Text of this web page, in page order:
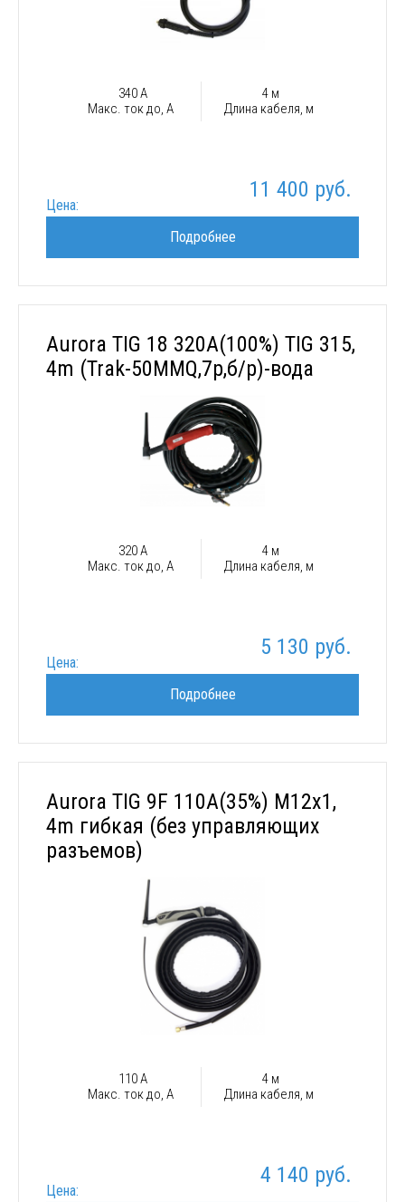
340 А
Макс. ток до, А
4 м
Длина кабеля, м
Цена:
11 400 руб.
Подробнее
Aurora TIG 18 320A(100%) TIG 315,
4m (Trak-50MMQ,7р,б/р)-вода
320 А
Макс. ток до, А
4 м
Длина кабеля, м
Цена:
5 130 руб.
Подробнее
Aurora TIG 9F 110A(35%) M12x1,
4m гибкая (без управляющих
разъемов)
110 А
Макс. ток до, А
4 м
Длина кабеля, м
Цена:
4 140 руб.